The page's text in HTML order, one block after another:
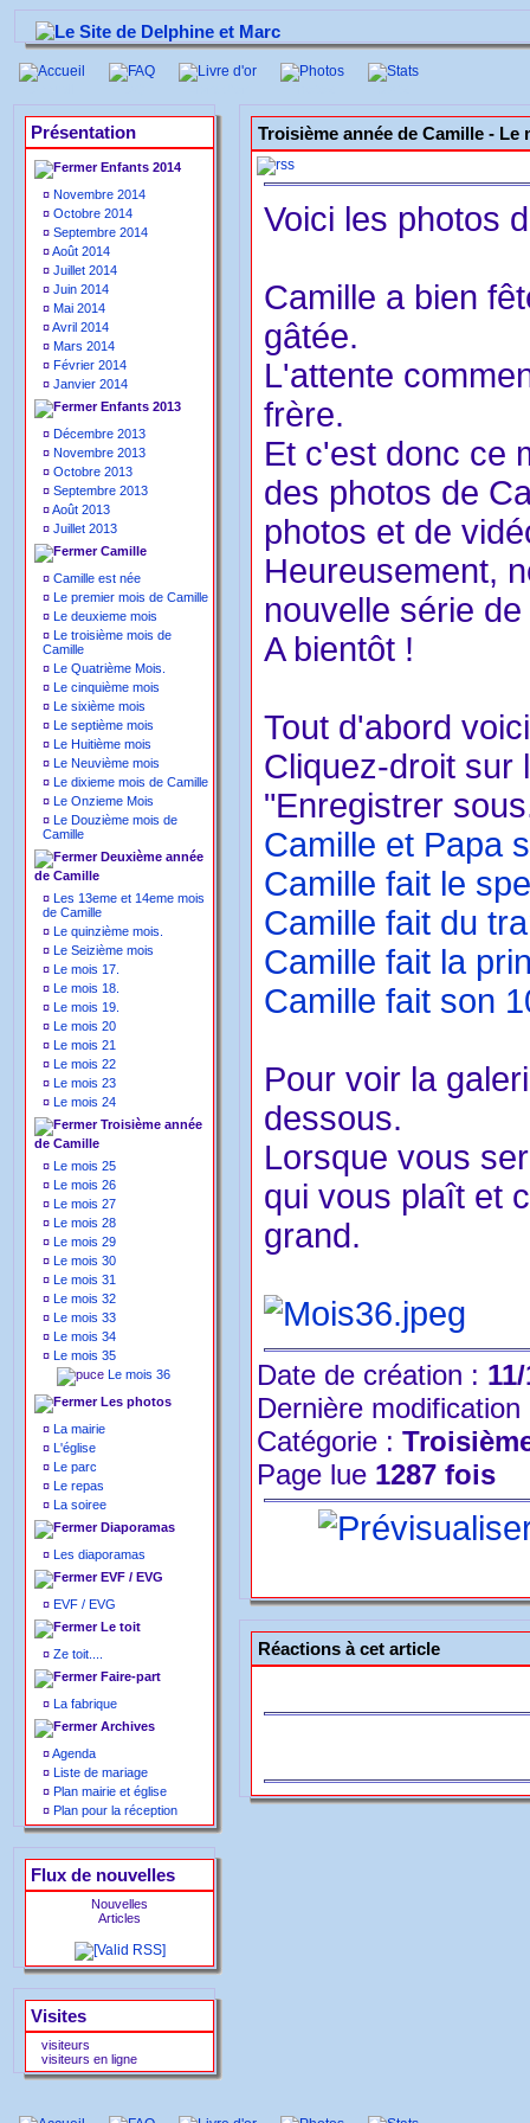
Présentation
Enfants 2014
¤ Novembre 2014
¤ Octobre 2014
¤ Septembre 2014
¤Août 2014
¤ Juillet 2014
¤ Juin 2014
¤ Mai 2014
¤Avril 2014
¤ Mars 2014
¤ Février 2014
¤ Janvier 2014
Enfants 2013
¤ Décembre 2013
¤ Novembre 2013
¤ Octobre 2013
¤ Septembre 2013
¤Août 2013
¤ Juillet 2013
Camille
¤ Camille est née
¤ Le premier mois de Camille
¤ Le deuxieme mois
¤ Le troisième mois de
Camille
¤ Le Quatrième Mois.
¤ Le cinquième mois
¤ Le sixième mois
¤ Le septième mois
¤ Le Huitième mois
¤ Le Neuvième mois
¤ Le dixieme mois de Camille
¤ Le Onzieme Mois
¤ Le Douzième mois de
Camille
Deuxième année
de Camille
¤ Les 13eme et 14eme mois
de Camille
¤ Le quinzième mois.
¤ Le Seizième mois
¤ Le mois 17.
¤ Le mois 18.
¤ Le mois 19.
¤ Le mois 20
¤ Le mois 21
¤ Le mois 22
¤ Le mois 23
¤ Le mois 24
Troisième année
de Camille
¤ Le mois 25
¤ Le mois 26
¤ Le mois 27
¤ Le mois 28
¤ Le mois 29
¤ Le mois 30
¤ Le mois 31
¤ Le mois 32
¤ Le mois 33
¤ Le mois 34
¤ Le mois 35
Le mois 36
Les photos
¤ La mairie
¤ L'église
¤ Le parc
¤ Le repas
¤ La soiree
Diaporamas
¤ Les diaporamas
EVF / EVG
¤ EVF / EVG
Le toit
¤ Ze toit....
Faire-part
¤ La fabrique
Archives
¤Agenda
¤ Liste de mariage
¤ Plan mairie et église
¤ Plan pour la réception
Flux de nouvelles
Nouvelles
Articles
Visites
visiteurs
visiteurs en ligne
Troisième année de Camille - Le
Voici les photos
Camille a bien
gâtée.
L'attente
frère.
Et c'est donc ce
des photos de
photos et de
Heureusement,
nouvelle série
A bientôt !
Tout d'abord
Cliquez-droit sur
"Enregistrer
Camille et Papa
Camille fait le
Camille fait du
Camille fait la
Camille fait son
Pour voir la
dessous.
Lorsque vous
qui vous plaît et
grand.
Date de création :
Dernière
Catégorie :
Page lue 1287 fois
Réactions à cet article